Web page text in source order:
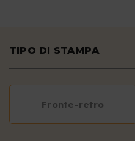
TIPO DI STAMPA
Fronte-retro